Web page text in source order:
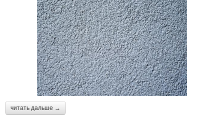
читать дальше →